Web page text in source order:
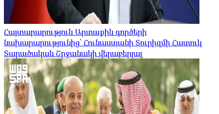
Հայտարարություն Արտաքին գործերի
նախարարությունից՝ Հունաստանի Տուրիզմի Հատուկ
Տարածական Շրջանակի վերաբերյալ